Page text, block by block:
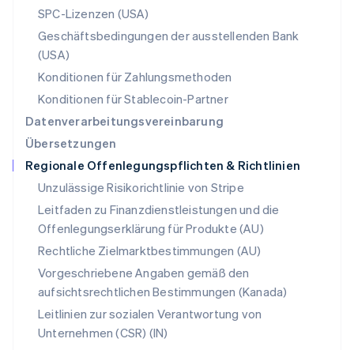
SPC-Lizenzen (USA)
Geschäftsbedingungen der ausstellenden Bank
(USA)
Konditionen für Zahlungsmethoden
Konditionen für Stablecoin-Partner
Datenverarbeitungsvereinbarung
Übersetzungen
Regionale Offenlegungspflichten & Richtlinien
Unzulässige Risikorichtlinie von Stripe
Leitfaden zu Finanzdienstleistungen und die
Offenlegungserklärung für Produkte (AU)
Rechtliche Zielmarktbestimmungen (AU)
Vorgeschriebene Angaben gemäß den
aufsichtsrechtlichen Bestimmungen (Kanada)
Leitlinien zur sozialen Verantwortung von
Unternehmen (CSR) (IN)
English
Schweden
Svenska
Deutsch Français ItalianoEnglish
Singapur
Slowakei
English
Slowenien
English Italiano
Sonderverwaltungsregion Hongkong,
China
English简体中文
Spanien
Thailand
ไทยEnglish
Tschechische Republik
English